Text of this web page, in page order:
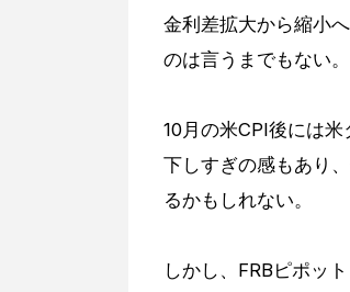
金利差拡大から縮小
のは言うまでもない。
10月の米CPI後には
下しすぎの感もあり
るかもしれない。
しかし、FRBピポッ